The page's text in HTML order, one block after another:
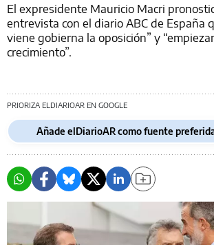
El expresidente Mauricio Macri
entrevista con el diario ABC de España
viene gobierna la oposición” y
crecimiento”.
PRIORIZA ELDIARIOAR EN GOOGLE
Añade elDiarioAR como fuente